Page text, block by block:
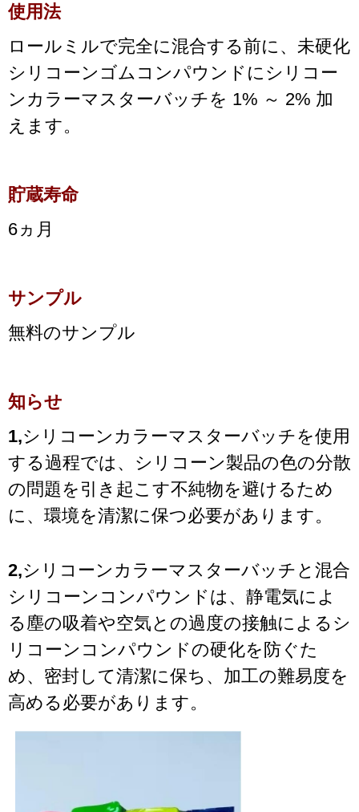
使用法
ロールミルで完全に混合する前に、未硬化
シリコーンゴムコンパウンドにシリコー
ンカラーマスターバッチを 1% ～ 2% 加
えます。
貯蔵寿命
6ヵ月
サンプル
無料のサンプル
知らせ
1,シリコーンカラーマスターバッチを使用
する過程では、シリコーン製品の色の分散
の問題を引き起こす不純物を避けるため
に、環境を清潔に保つ必要があります。
2,シリコーンカラーマスターバッチと混合
シリコーンコンパウンドは、静電気によ
る塵の吸着や空気との過度の接触によるシ
リコーンコンパウンドの硬化を防ぐた
め、密封して清潔に保ち、加工の難易度を
高める必要があります。